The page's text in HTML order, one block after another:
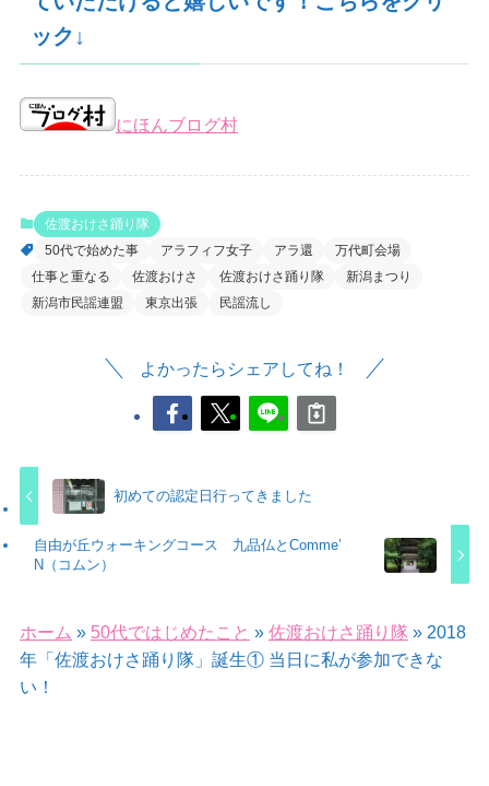
ック↓
にほんブログ村
佐渡おけさ踊り隊
50代で始めた事
アラフィフ女子 アラ還
万代町会場
仕事と重なる
佐渡おけさ 佐渡おけさ踊り隊
新潟まつり
新潟市民謡連盟
東京出張 民謡流し
よかったらシェアしてね！
初めての認定日行ってきました
自由が丘ウォーキングコース 九品仏とComme’
N（コムン）
ホーム » 50代ではじめたこと » 佐渡おけさ踊り隊 »2018
年「佐渡おけさ踊り隊」誕生① 当日に私が参加できな
い！